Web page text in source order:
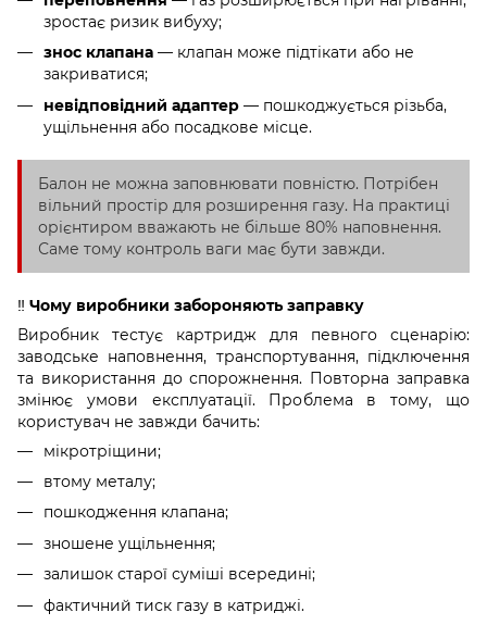
зростає ризик вибуху;
знос клапана — клапан може підтікати або не
закриватися;
невідповідний адаптер — пошкоджується різьба,
ущільнення або посадкове місце.
Балон не можна заповнювати повністю. Потрібен
вільний простір для розширення газу. На практиці
орієнтиром вважають не більше 80% наповнення.
Саме тому контроль ваги має бути завжди.
‼️ Чому виробники забороняють заправку
Виробник тестує картридж для певного сценарію:
заводське наповнення, транспортування, підключення
та використання до спорожнення. Повторна заправка
змінює умови експлуатації. Проблема в тому, що
користувач не завжди бачить:
мікротріщини;
втому металу;
пошкодження клапана;
зношене ущільнення;
залишок старої суміші всередині;
фактичний тиск газу в катриджі.